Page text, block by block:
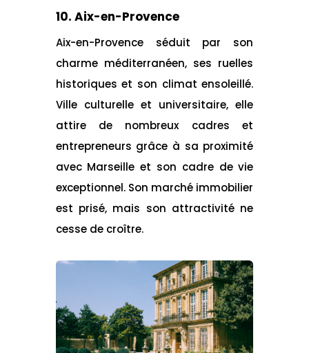
10. Aix-en-Provence
Aix-en-Provence séduit par son
charme méditerranéen, ses ruelles
historiques et son climat ensoleillé.
Ville culturelle et universitaire, elle
attire de nombreux cadres et
entrepreneurs grâce à sa proximité
avec Marseille et son cadre de vie
exceptionnel. Son marché immobilier
est prisé, mais son attractivité ne
cesse de croître.